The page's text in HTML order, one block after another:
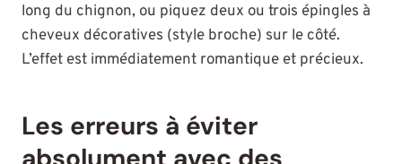
long du chignon, ou piquez deux ou trois épingles à
cheveux décoratives (style broche) sur le côté.
L’effet est immédiatement romantique et précieux.
Les erreurs à éviter